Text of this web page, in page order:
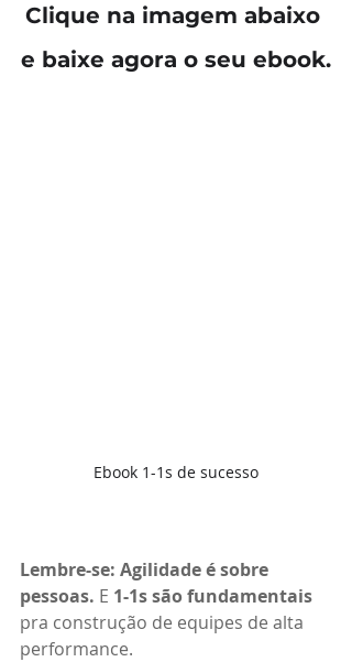
Clique na imagem abaixo
e baixe agora o seu ebook.
Ebook 1-1s de sucesso
Lembre-se: Agilidade é sobre
pessoas. E 1-1s são fundamentais
pra construção de equipes de alta
performance.